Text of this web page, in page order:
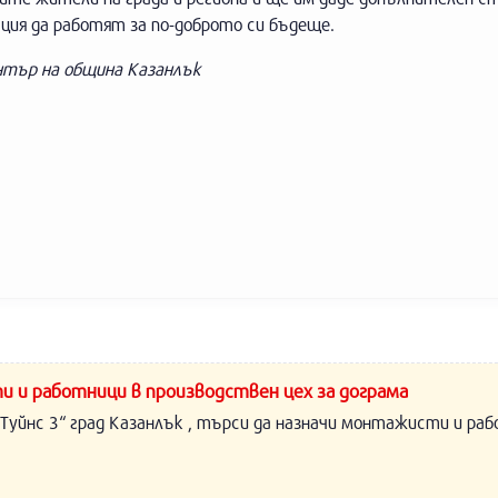
да работят за по-доброто си бъдеще.
на община Казанлък
работници в производствен цех за дограма
3“ град Казанлък , търси да назначи монтажисти и